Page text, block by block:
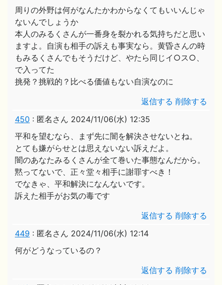
周りの外野は何がなんたかわからなくてもいいんじゃ
ないんでしょうか
本人のみるくさんが一番身を裂かれる気持ちだと思い
ますよ。自演も相手の訴えも事実なら。黄昏さんの時
もみるくさんでもそうだけど、やたら同じイ○ス○、
で入ってた
挑発？挑戦的？比べる価値もない自演なのに
返信する 削除する
450 : 匿名さん 2024/11/06(水) 12:35
平和を望むなら、まず先に闇を解決させないとね。
とても嫌がらせとは思えないない訴えだよ。
闇のあなたみるくさんが全て巻いた事態なんだから。
黙ってないで、正々堂々相手に謝罪すべき！
でなきゃ、平和解決になんないです。
訴えた相手がお気の毒です
返信する 削除する
449 : 匿名さん 2024/11/06(水) 12:14
何がどうなっているの？
返信する 削除する